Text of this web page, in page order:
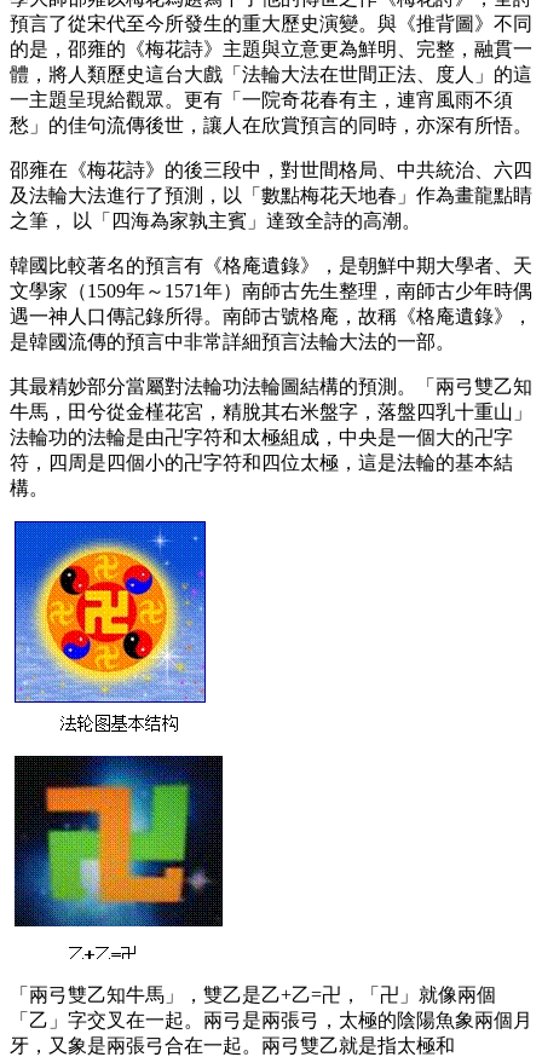
預言了從宋代至今所發生的重大歷史演變。與《推背圖》不同
的是，邵雍的《梅花詩》主題與立意更為鮮明、完整，融貫一
體，將人類歷史這台大戲「法輪大法在世間正法、度人」的這
一主題呈現給觀眾。更有「一院奇花春有主，連宵風雨不須
愁」的佳句流傳後世，讓人在欣賞預言的同時，亦深有所悟。
邵雍在《梅花詩》的後三段中，對世間格局、中共統治、六四
及法輪大法進行了預測，以「數點梅花天地春」作為畫龍點睛
之筆， 以「四海為家孰主賓」達致全詩的高潮。
韓國比較著名的預言有《格庵遺錄》，是朝鮮中期大學者、天
文學家（1509年～1571年）南師古先生整理，南師古少年時偶
遇一神人口傳記錄所得。南師古號格庵，故稱《格庵遺錄》，
是韓國流傳的預言中非常詳細預言法輪大法的一部。
其最精妙部分當屬對法輪功法輪圖結構的預測。「兩弓雙乙知
牛馬，田兮從金槿花宮，精脫其右米盤字，落盤四乳十重山」
法輪功的法輪是由卍字符和太極組成，中央是一個大的卍字
符，四周是四個小的卍字符和四位太極，這是法輪的基本結
構。
「兩弓雙乙知牛馬」，雙乙是乙+乙=卍，「卍」就像兩個
「乙」字交叉在一起。兩弓是兩張弓，太極的陰陽魚象兩個月
牙，又象是兩張弓合在一起。兩弓雙乙就是指太極和